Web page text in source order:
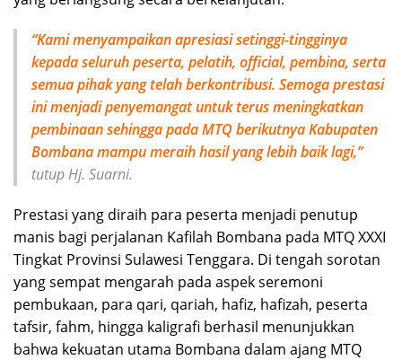
“Kami menyampaikan apresiasi setinggi-tingginya
kepada seluruh peserta, pelatih, official, pembina, serta
semua pihak yang telah berkontribusi. Semoga prestasi
ini menjadi penyemangat untuk terus meningkatkan
pembinaan sehingga pada MTQ berikutnya Kabupaten
Bombana mampu meraih hasil yang lebih baik lagi,”
tutup Hj. Suarni.
Prestasi yang diraih para peserta menjadi penutup
manis bagi perjalanan Kafilah Bombana pada MTQ XXXI
Tingkat Provinsi Sulawesi Tenggara. Di tengah sorotan
yang sempat mengarah pada aspek seremoni
pembukaan, para qari, qariah, hafiz, hafizah, peserta
tafsir, fahm, hingga kaligrafi berhasil menunjukkan
bahwa kekuatan utama Bombana dalam ajang MTQ